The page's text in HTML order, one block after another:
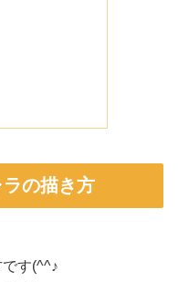
の描き方
す(^^♪